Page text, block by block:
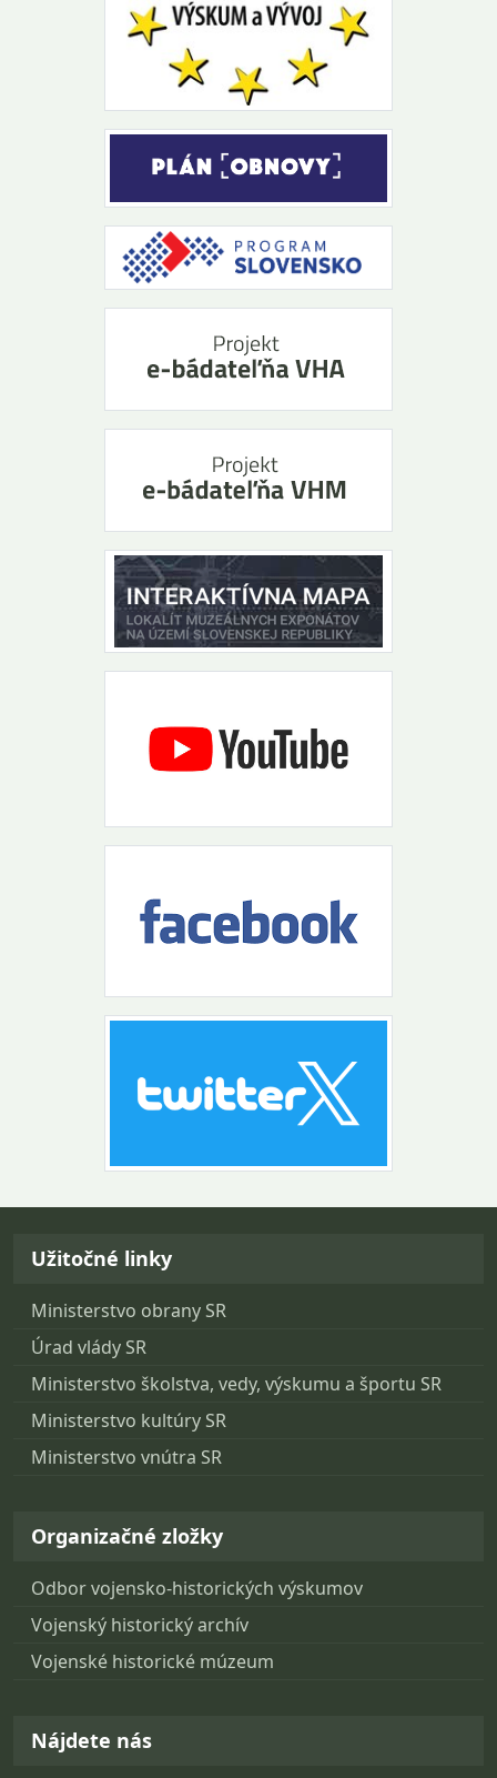
Návrat na začiatok stránky
Užitočné linky
Ministerstvo obrany SR
Úrad vlády SR
Ministerstvo školstva, vedy, výskumu a športu SR
Ministerstvo kultúry SR
Ministerstvo vnútra SR
Organizačné zložky
Odbor vojensko-historických výskumov
Vojenský historický archív
Vojenské historické múzeum
Nájdete nás